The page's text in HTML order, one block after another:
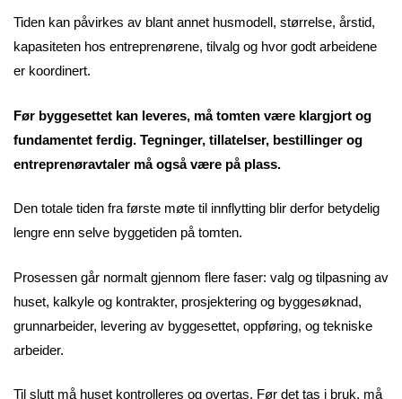
Tiden kan påvirkes av blant annet husmodell, størrelse, årstid,
kapasiteten hos entreprenørene, tilvalg og hvor godt arbeidene
er koordinert.
Før byggesettet kan leveres, må tomten være klargjort og
fundamentet ferdig. Tegninger, tillatelser, bestillinger og
entreprenøravtaler må også være på plass.
Den totale tiden fra første møte til innflytting blir derfor betydelig
lengre enn selve byggetiden på tomten.
Prosessen går normalt gjennom flere faser: valg og tilpasning av
huset, kalkyle og kontrakter, prosjektering og byggesøknad,
grunnarbeider, levering av byggesettet, oppføring, og tekniske
arbeider.
Til slutt må huset kontrolleres og overtas. Før det tas i bruk, må